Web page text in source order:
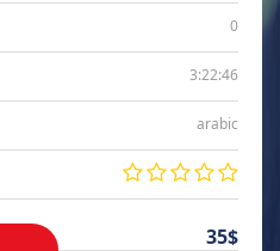
0
3:22:46
arabic
35$